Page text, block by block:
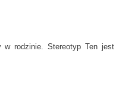
w rodzinie. Stereotyp Ten jest